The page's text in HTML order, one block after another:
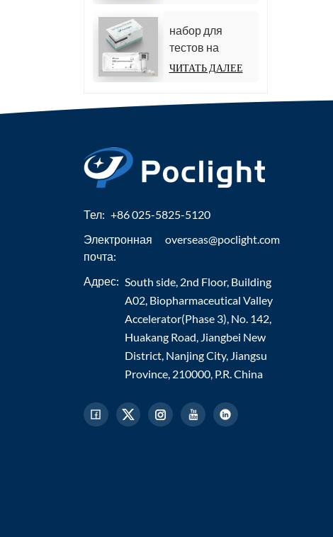
набор для
тестов на
общий тироксин
ЧИТАТЬ ДАЛЕЕ
Тел: +86 025-5825-5120
Электронная
почта:
overseas@poclight.com
Адрес: South side, 2nd Floor, Building
A02, Biopharmaceutical Valley
Accelerator(Phase 3), No. 142,
Huakang Road, Jiangbei New
District, Nanjing City, Jiangsu
Province, 210000, P.R. China